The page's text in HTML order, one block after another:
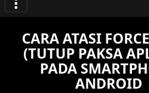
CARA ATASI
(TUTUP PAKSA
PADA
ANDROID